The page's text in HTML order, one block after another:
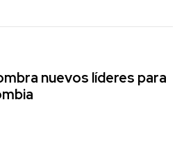
nuevos líderes para